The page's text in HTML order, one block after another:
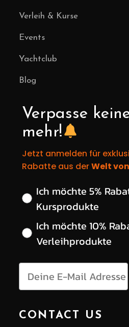
Verleih & Kurse
Events
Yachtclub
Blog
Verpasse
mehr!
Jetzt anmelden für
Rabatte aus derWelt
Wähle deinen
Ich möchte 5%
Kursprodukte
Ich möchte 10%
Verleihprodukte
CONTACT US